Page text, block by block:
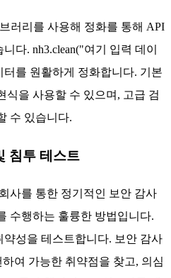
러리를 사용해 정화를 통해 API
다. nh3.clean("여기 입력 데이
를 원활하게 정화합니다. 기본
식을 사용할 수 있으며, 고급 검
수 있습니다.
침투 테스트
사를 통한 정기적인 보안 감사
수행하는 훌륭한 방법입니다.
성을 테스트합니다. 보안 감사
여 가능한 취약점을 찾고, 의심